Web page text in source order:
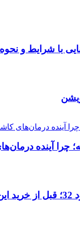
با شرایط و
چرا آینده